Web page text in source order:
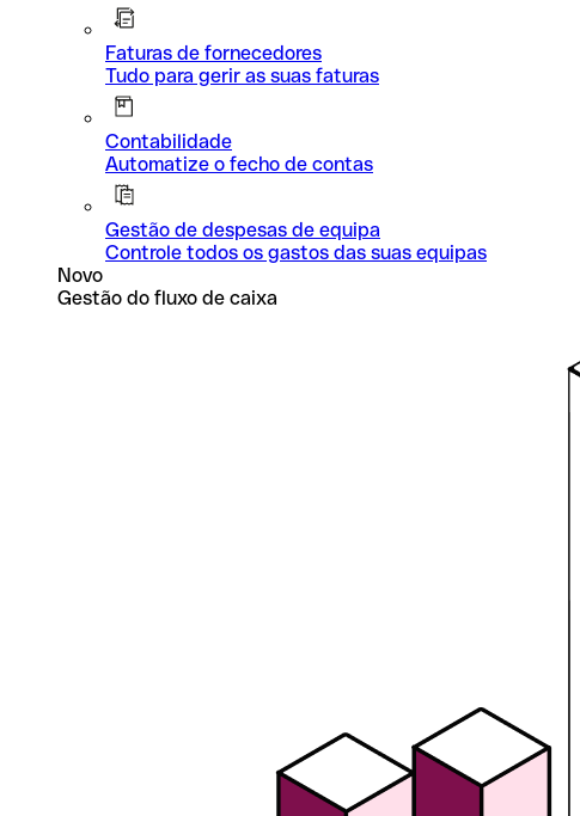
Faturas de fornecedores
Tudo para gerir as suas faturas
Contabilidade
Automatize o fecho de contas
Gestão de despesas de equipa
Controle todos os gastos das suas equipas
Novo
Gestão do fluxo de caixa